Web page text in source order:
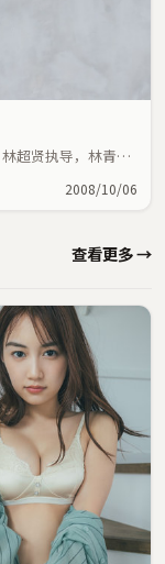
超贤执导，林青
2008/10/06
查看更多 →